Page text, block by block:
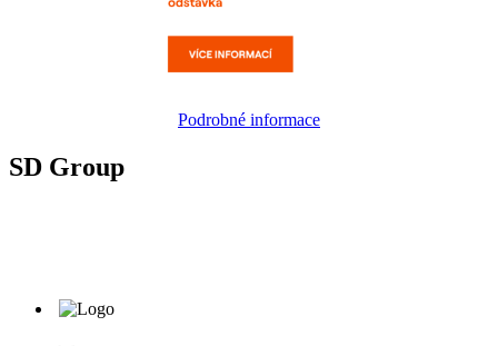
Podrobné informace
SD Group